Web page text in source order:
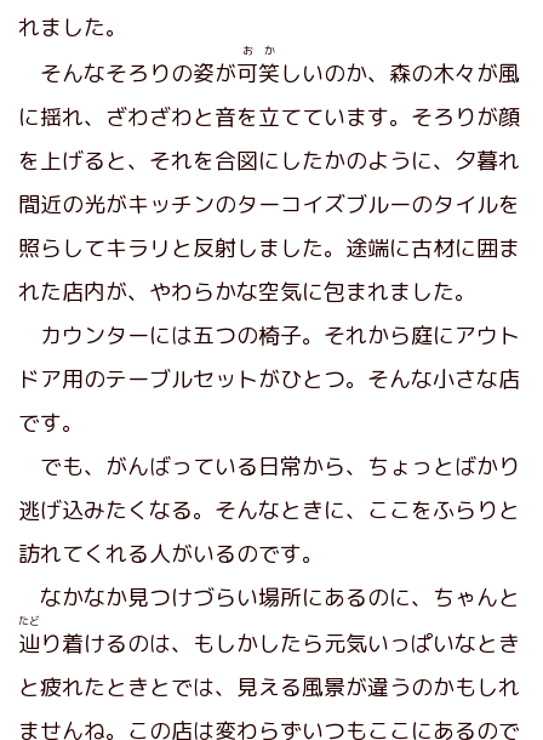
れました。
そんなそろりの姿が可笑
おか
しいのか、森の木々が風
に揺れ、ざわざわと音を立てています。そろりが顔
を上げると、それを合図にしたかのように、夕暮れ
間近の光がキッチンのターコイズブルーのタイルを
照らしてキラリと反射しました。途端に古材に囲ま
れた店内が、やわらかな空気に包まれました。
カウンターには五つの椅子。それから庭にアウト
ドア用のテーブルセットがひとつ。そんな小さな店
です。
でも、がんばっている日常から、ちょっとばかり
逃げ込みたくなる。そんなときに、ここをふらりと
訪れてくれる人がいるのです。
なかなか見つけづらい場所にあるのに、ちゃんと
辿
たど
り着けるのは、もしかしたら元気いっぱいなとき
と疲れたときとでは、見える風景が違うのかもしれ
ませんね。この店は変わらずいつもここにあるので